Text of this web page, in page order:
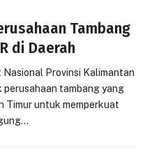
Tambang
di Daerah
Provinsi Kalimantan
perusahaan tambang yang
Timur untuk memperkuat